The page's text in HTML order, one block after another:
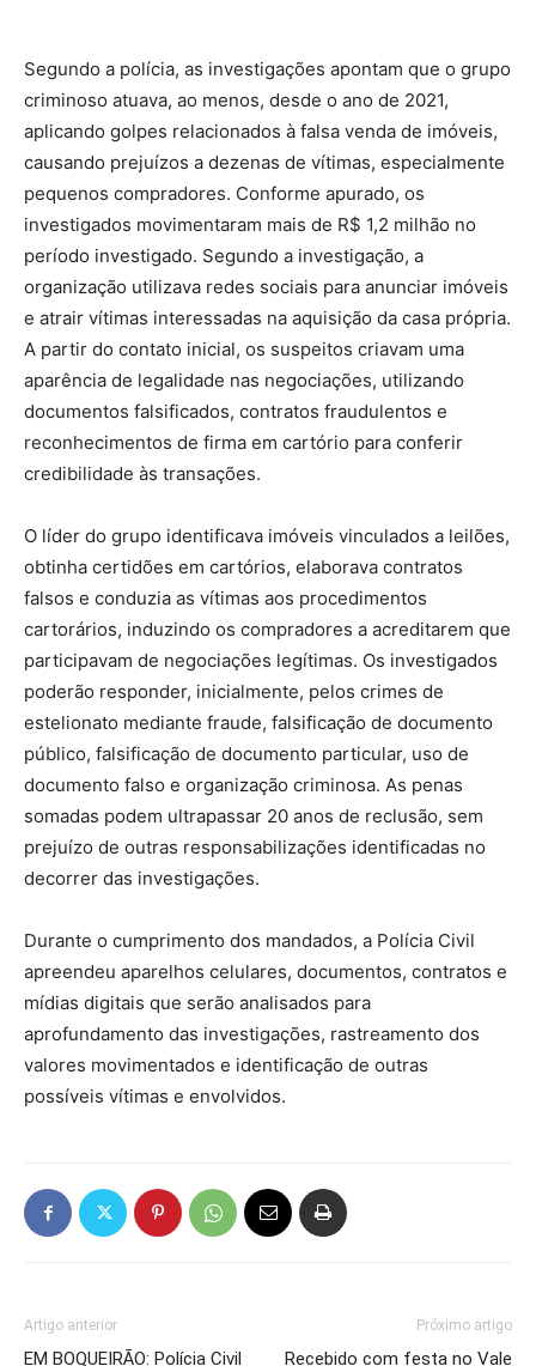
Segundo a polícia, as investigações apontam que o grupo
criminoso atuava, ao menos, desde o ano de 2021,
aplicando golpes relacionados à falsa venda de imóveis,
causando prejuízos a dezenas de vítimas, especialmente
pequenos compradores. Conforme apurado, os
investigados movimentaram mais de R$ 1,2 milhão no
período investigado. Segundo a investigação, a
organização utilizava redes sociais para anunciar imóveis
e atrair vítimas interessadas na aquisição da casa própria.
A partir do contato inicial, os suspeitos criavam uma
aparência de legalidade nas negociações, utilizando
documentos falsificados, contratos fraudulentos e
reconhecimentos de firma em cartório para conferir
credibilidade às transações.
O líder do grupo identificava imóveis vinculados a leilões,
obtinha certidões em cartórios, elaborava contratos
falsos e conduzia as vítimas aos procedimentos
cartorários, induzindo os compradores a acreditarem que
participavam de negociações legítimas. Os investigados
poderão responder, inicialmente, pelos crimes de
estelionato mediante fraude, falsificação de documento
público, falsificação de documento particular, uso de
documento falso e organização criminosa. As penas
somadas podem ultrapassar 20 anos de reclusão, sem
prejuízo de outras responsabilizações identificadas no
decorrer das investigações.
Durante o cumprimento dos mandados, a Polícia Civil
apreendeu aparelhos celulares, documentos, contratos e
mídias digitais que serão analisados para
aprofundamento das investigações, rastreamento dos
valores movimentados e identificação de outras
possíveis vítimas e envolvidos.
Artigo anterior
EM BOQUEIRÃO: Polícia Civil
Próximo artigo
Recebido com festa no Vale